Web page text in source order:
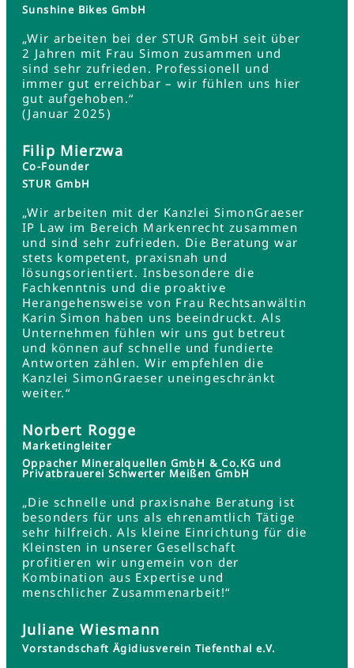
Sunshine Bikes GmbH
„Wir arbeiten bei der STUR GmbH seit über
2 Jahren mit Frau Simon zusammen und
sind sehr zufrieden. Professionell und
immer gut erreichbar – wir fühlen uns hier
gut aufgehoben.“
(Januar 2025)
Filip Mierzwa
Co-Founder
STUR GmbH
„Wir arbeiten mit der Kanzlei SimonGraeser
IP Law im Bereich Markenrecht zusammen
und sind sehr zufrieden. Die Beratung war
stets kompetent, praxisnah und
lösungsorientiert. Insbesondere die
Fachkenntnis und die proaktive
Herangehensweise von Frau Rechtsanwältin
Karin Simon haben uns beeindruckt. Als
Unternehmen fühlen wir uns gut betreut
und können auf schnelle und fundierte
Antworten zählen. Wir empfehlen die
Kanzlei SimonGraeser uneingeschränkt
weiter.“
Norbert Rogge
Marketingleiter
Oppacher Mineralquellen GmbH & Co.KG und
Privatbrauerei Schwerter Meißen GmbH
„Die schnelle und praxisnahe Beratung ist
besonders für uns als ehrenamtlich Tätige
sehr hilfreich. Als kleine Einrichtung für die
Kleinsten in unserer Gesellschaft
profitieren wir ungemein von der
Kombination aus Expertise und
menschlicher Zusammenarbeit!“
Juliane Wiesmann
Vorstandschaft Ägidiusverein Tiefenthal e.V.